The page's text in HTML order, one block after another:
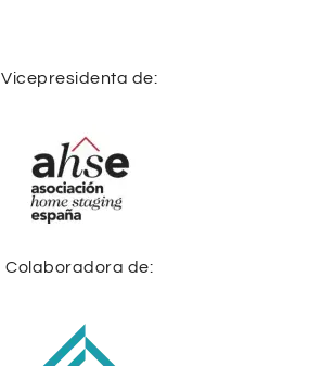
Vicepresidenta de:
Colaboradora de: